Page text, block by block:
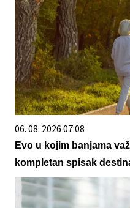
06. 08. 2026 07:08
Evo u kojim banjama
kompletan spisak